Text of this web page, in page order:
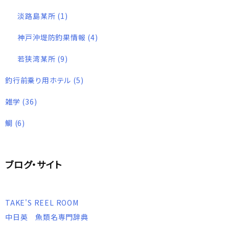
淡路島某所 (1)
神戸沖堤防釣果情報 (4)
若狭湾某所 (9)
釣行前乗り用ホテル (5)
雑学 (36)
鯛 (6)
ブログ・サイト
TAKE'S REEL ROOM
中日英 魚類名専門辞典